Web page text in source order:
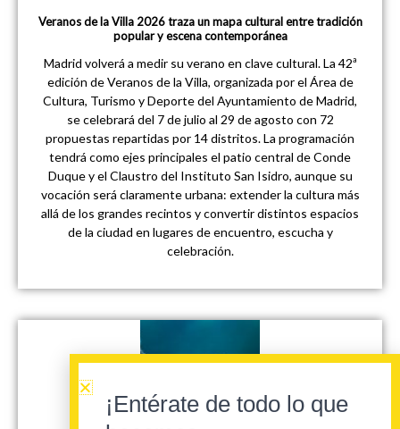
Veranos de la Villa 2026 traza un mapa cultural entre tradición
popular y escena contemporánea
Madrid volverá a medir su verano en clave cultural. La 42ª
edición de Veranos de la Villa, organizada por el Área de
Cultura, Turismo y Deporte del Ayuntamiento de Madrid,
se celebrará del 7 de julio al 29 de agosto con 72
propuestas repartidas por 14 distritos. La programación
tendrá como ejes principales el patio central de Conde
Duque y el Claustro del Instituto San Isidro, aunque su
vocación será claramente urbana: extender la cultura más
allá de los grandes recintos y convertir distintos espacios
de la ciudad en lugares de encuentro, escucha y
celebración.
¡Entérate de todo lo que